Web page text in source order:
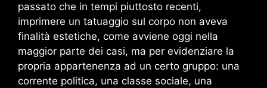
passato che in tempi piuttosto recenti,
imprimere un tatuaggio sul corpo non aveva
finalità estetiche, come avviene oggi nella
maggior parte dei casi, ma per evidenziare la
propria appartenenza ad un certo gruppo: una
corrente politica, una classe sociale, una